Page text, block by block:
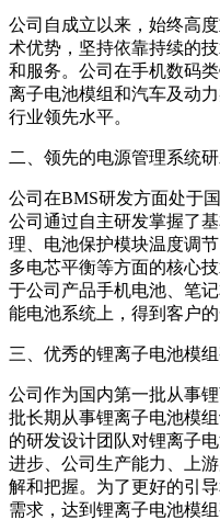
公司自成立以来，始终高
术优势，坚持依靠持续的
和服务。公司在手机数码
离子电池模组和汽车及动
行业领先水平。
二、领先的电源管理系统
公司在BMS研发方面处于
公司通过自主研发掌握了
理、电池保护模块温度调
多电芯平衡等方面的核心
于公司产品手机电池、笔
能电池系统上，得到客户的
三、优秀的锂离子电池模
公司作为国内第一批从事
批长期从事锂离子电池模
的研发设计团队对锂离子
进步、公司生产能力、上
解和把握。为了更好的引
需求，达到锂离子电池模